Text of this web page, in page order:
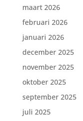
maart 2026
februari 2026
januari 2026
december 2025
november 2025
oktober 2025
september 2025
juli 2025